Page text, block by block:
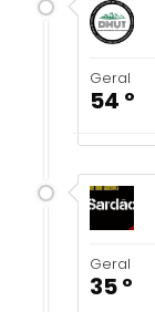
Geral
54 º
Geral
35 º